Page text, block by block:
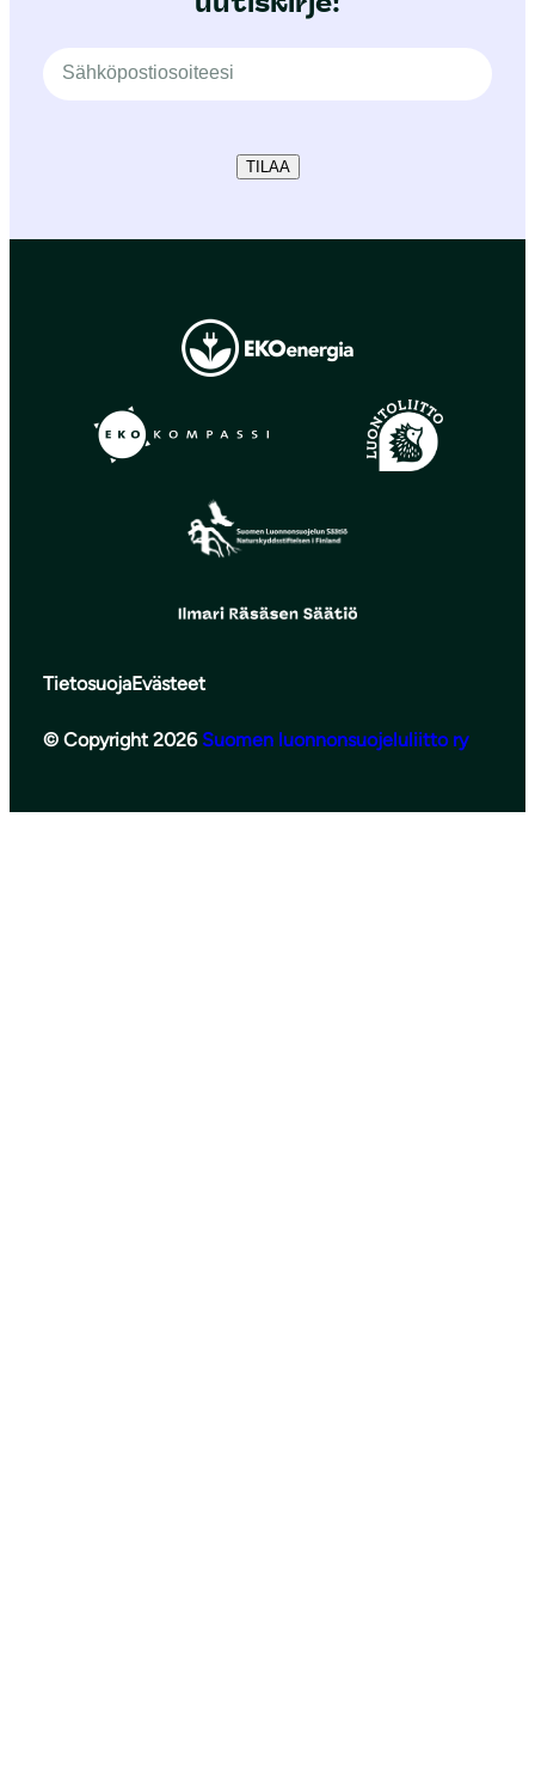
TILAA
TietosuojaEvästeet
© Copyright 2026 Suomen luonnonsuojeluliitto ry